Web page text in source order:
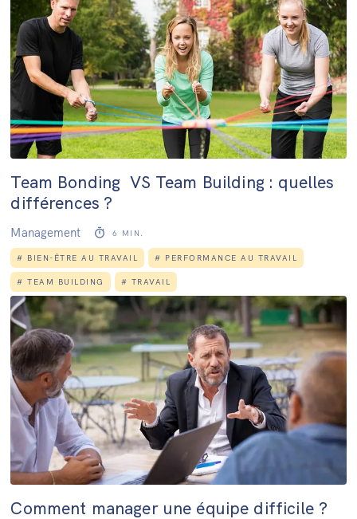
Team Bonding VS Team Building : quelles
différences ?
Management 6 MIN.
# BIEN-ÊTRE AU TRAVAIL # PERFORMANCE AU TRAVAIL
#TEAM BUILDING # TRAVAIL
Comment manager une équipe difficile ?